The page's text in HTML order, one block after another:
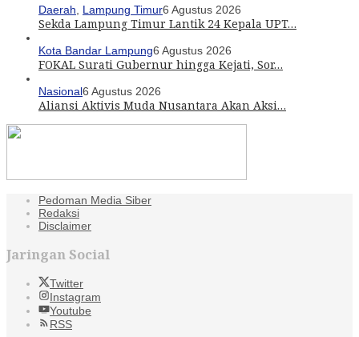
Daerah, Lampung Timur6 Agustus 2026
Sekda Lampung Timur Lantik 24 Kepala UPT…
Kota Bandar Lampung6 Agustus 2026
FOKAL Surati Gubernur hingga Kejati, Sor…
Nasional6 Agustus 2026
Aliansi Aktivis Muda Nusantara Akan Aksi…
Pedoman Media Siber
Redaksi
Disclaimer
Jaringan Social
Twitter
Instagram
Youtube
RSS